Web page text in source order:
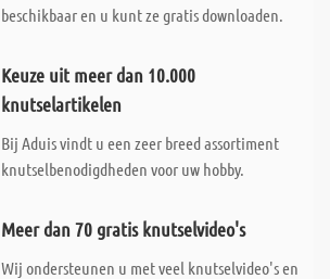
beschikbaar en u kunt ze gratis downloaden.
Keuze uit meer dan 10.000
knutselartikelen
Bij Aduis vindt u een zeer breed assortiment
knutselbenodigdheden voor uw hobby.
Meer dan 70 gratis knutselvideo's
Wij ondersteunen u met veel knutselvideo's en